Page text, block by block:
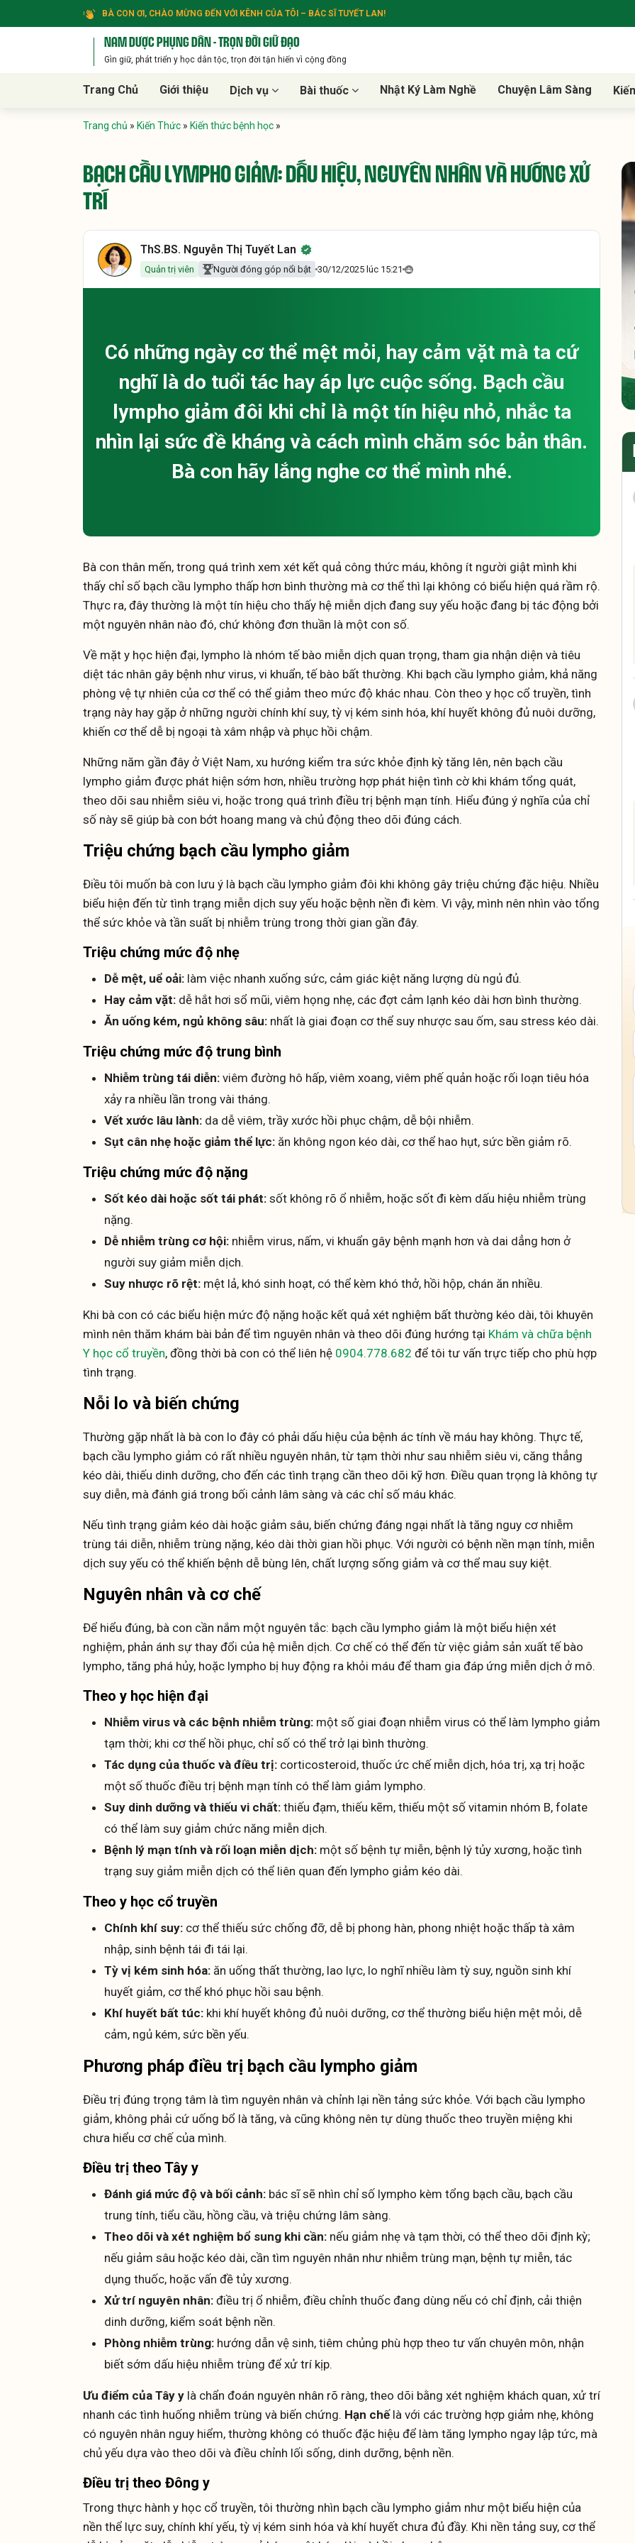
BÀ CON ƠI, CHÀO MỪNG ĐẾN VỚI KÊNH CỦA TÔI – BÁC SĨ TUYẾT LAN!
NAM DƯỢC PHỤNG DÂN - TRỌN ĐỜI GIỮ ĐẠO
Gìn giữ, phát triển y học dân tộc, trọn đời tận hiến vì cộng đồng
Trang Chủ Giới thiệu Dịch vụ Bài thuốc Nhật Ký Làm Nghề Chuyện Lâm Sàng
Trang chủ » Kiến Thức » Kiến thức bệnh học »
BẠCH CẦU LYMPHO GIẢM: DẤU HIỆU, NGUYÊN NHÂN VÀ HƯỚNG XỬ
TRÍ
ThS.BS. Nguyễn Thị Tuyết Lan
Quản trị viên Người đóng góp nổi bật 30/12/2025 lúc 15:21
Có những ngày cơ thể mệt mỏi, hay cảm vặt mà ta cứ
nghĩ là do tuổi tác hay áp lực cuộc sống. Bạch cầu
lympho giảm đôi khi chỉ là một tín hiệu nhỏ, nhắc ta
nhìn lại sức đề kháng và cách mình chăm sóc bản thân.
Bà con hãy lắng nghe cơ thể mình nhé.
Bà con thân mến, trong quá trình xem xét kết quả công thức máu, không ít người giật mình khi
thấy chỉ số bạch cầu lympho thấp hơn bình thường mà cơ thể thì lại không có biểu hiện quá rầm rộ.
Thực ra, đây thường là một tín hiệu cho thấy hệ miễn dịch đang suy yếu hoặc đang bị tác động bởi
một nguyên nhân nào đó, chứ không đơn thuần là một con số.
Về mặt y học hiện đại, lympho là nhóm tế bào miễn dịch quan trọng, tham gia nhận diện và tiêu
diệt tác nhân gây bệnh như virus, vi khuẩn, tế bào bất thường. Khi bạch cầu lympho giảm, khả năng
phòng vệ tự nhiên của cơ thể có thể giảm theo mức độ khác nhau. Còn theo y học cổ truyền, tình
trạng này hay gặp ở những người chính khí suy, tỳ vị kém sinh hóa, khí huyết không đủ nuôi dưỡng,
khiến cơ thể dễ bị ngoại tà xâm nhập và phục hồi chậm.
Những năm gần đây ở Việt Nam, xu hướng kiểm tra sức khỏe định kỳ tăng lên, nên bạch cầu
lympho giảm được phát hiện sớm hơn, nhiều trường hợp phát hiện tình cờ khi khám tổng quát,
theo dõi sau nhiễm siêu vi, hoặc trong quá trình điều trị bệnh mạn tính. Hiểu đúng ý nghĩa của chỉ
số này sẽ giúp bà con bớt hoang mang và chủ động theo dõi đúng cách.
Triệu chứng bạch cầu lympho giảm
Điều tôi muốn bà con lưu ý là bạch cầu lympho giảm đôi khi không gây triệu chứng đặc hiệu. Nhiều
biểu hiện đến từ tình trạng miễn dịch suy yếu hoặc bệnh nền đi kèm. Vì vậy, mình nên nhìn vào tổng
thể sức khỏe và tần suất bị nhiễm trùng trong thời gian gần đây.
Triệu chứng mức độ nhẹ
Dễ mệt, uể oải: làm việc nhanh xuống sức, cảm giác kiệt năng lượng dù ngủ đủ.
Hay cảm vặt: dễ hắt hơi sổ mũi, viêm họng nhẹ, các đợt cảm lạnh kéo dài hơn bình thường.
Ăn uống kém, ngủ không sâu: nhất là giai đoạn cơ thể suy nhược sau ốm, sau stress kéo dài.
Triệu chứng mức độ trung bình
Nhiễm trùng tái diễn: viêm đường hô hấp, viêm xoang, viêm phế quản hoặc rối loạn tiêu hóa
xảy ra nhiều lần trong vài tháng.
Vết xước lâu lành: da dễ viêm, trầy xước hồi phục chậm, dễ bội nhiễm.
Sụt cân nhẹ hoặc giảm thể lực: ăn không ngon kéo dài, cơ thể hao hụt, sức bền giảm rõ.
Triệu chứng mức độ nặng
Sốt kéo dài hoặc sốt tái phát: sốt không rõ ổ nhiễm, hoặc sốt đi kèm dấu hiệu nhiễm trùng
nặng.
Dễ nhiễm trùng cơ hội: nhiễm virus, nấm, vi khuẩn gây bệnh mạnh hơn và dai dẳng hơn ở
người suy giảm miễn dịch.
Suy nhược rõ rệt: mệt lả, khó sinh hoạt, có thể kèm khó thở, hồi hộp, chán ăn nhiều.
Khi bà con có các biểu hiện mức độ nặng hoặc kết quả xét nghiệm bất thường kéo dài, tôi khuyên
mình nên thăm khám bài bản để tìm nguyên nhân và theo dõi đúng hướng tại Khám và chữa bệnh
Y học cổ truyền, đồng thời bà con có thể liên hệ 0904.778.682 để tôi tư vấn trực tiếp cho phù hợp
tình trạng.
Nỗi lo và biến chứng
Thường gặp nhất là bà con lo đây có phải dấu hiệu của bệnh ác tính về máu hay không. Thực tế,
bạch cầu lympho giảm có rất nhiều nguyên nhân, từ tạm thời như sau nhiễm siêu vi, căng thẳng
kéo dài, thiếu dinh dưỡng, cho đến các tình trạng cần theo dõi kỹ hơn. Điều quan trọng là không tự
suy diễn, mà đánh giá trong bối cảnh lâm sàng và các chỉ số máu khác.
Nếu tình trạng giảm kéo dài hoặc giảm sâu, biến chứng đáng ngại nhất là tăng nguy cơ nhiễm
trùng tái diễn, nhiễm trùng nặng, kéo dài thời gian hồi phục. Với người có bệnh nền mạn tính, miễn
dịch suy yếu có thể khiến bệnh dễ bùng lên, chất lượng sống giảm và cơ thể mau suy kiệt.
Nguyên nhân và cơ chế
Để hiểu đúng, bà con cần nắm một nguyên tắc: bạch cầu lympho giảm là một biểu hiện xét
nghiệm, phản ánh sự thay đổi của hệ miễn dịch. Cơ chế có thể đến từ việc giảm sản xuất tế bào
lympho, tăng phá hủy, hoặc lympho bị huy động ra khỏi máu để tham gia đáp ứng miễn dịch ở mô.
Theo y học hiện đại
Nhiễm virus và các bệnh nhiễm trùng: một số giai đoạn nhiễm virus có thể làm lympho giảm
tạm thời; khi cơ thể hồi phục, chỉ số có thể trở lại bình thường.
Tác dụng của thuốc và điều trị: corticosteroid, thuốc ức chế miễn dịch, hóa trị, xạ trị hoặc
một số thuốc điều trị bệnh mạn tính có thể làm giảm lympho.
Suy dinh dưỡng và thiếu vi chất: thiếu đạm, thiếu kẽm, thiếu một số vitamin nhóm B, folate
có thể làm suy giảm chức năng miễn dịch.
Bệnh lý mạn tính và rối loạn miễn dịch: một số bệnh tự miễn, bệnh lý tủy xương, hoặc tình
trạng suy giảm miễn dịch có thể liên quan đến lympho giảm kéo dài.
Theo y học cổ truyền
Chính khí suy: cơ thể thiếu sức chống đỡ, dễ bị phong hàn, phong nhiệt hoặc thấp tà xâm
nhập, sinh bệnh tái đi tái lại.
Tỳ vị kém sinh hóa: ăn uống thất thường, lao lực, lo nghĩ nhiều làm tỳ suy, nguồn sinh khí
huyết giảm, cơ thể khó phục hồi sau bệnh.
Khí huyết bất túc: khi khí huyết không đủ nuôi dưỡng, cơ thể thường biểu hiện mệt mỏi, dễ
cảm, ngủ kém, sức bền yếu.
Phương pháp điều trị bạch cầu lympho giảm
Điều trị đúng trọng tâm là tìm nguyên nhân và chỉnh lại nền tảng sức khỏe. Với bạch cầu lympho
giảm, không phải cứ uống bổ là tăng, và cũng không nên tự dùng thuốc theo truyền miệng khi
chưa hiểu cơ chế của mình.
Điều trị theo Tây y
Đánh giá mức độ và bối cảnh: bác sĩ sẽ nhìn chỉ số lympho kèm tổng bạch cầu, bạch cầu
trung tính, tiểu cầu, hồng cầu, và triệu chứng lâm sàng.
Theo dõi và xét nghiệm bổ sung khi cần: nếu giảm nhẹ và tạm thời, có thể theo dõi định kỳ;
nếu giảm sâu hoặc kéo dài, cần tìm nguyên nhân như nhiễm trùng mạn, bệnh tự miễn, tác
dụng thuốc, hoặc vấn đề tủy xương.
Xử trí nguyên nhân: điều trị ổ nhiễm, điều chỉnh thuốc đang dùng nếu có chỉ định, cải thiện
dinh dưỡng, kiểm soát bệnh nền.
Phòng nhiễm trùng: hướng dẫn vệ sinh, tiêm chủng phù hợp theo tư vấn chuyên môn, nhận
biết sớm dấu hiệu nhiễm trùng để xử trí kịp.
Ưu điểm của Tây y là chẩn đoán nguyên nhân rõ ràng, theo dõi bằng xét nghiệm khách quan, xử trí
nhanh các tình huống nhiễm trùng và biến chứng. Hạn chếlà với các trường hợp giảm nhẹ, không
có nguyên nhân nguy hiểm, thường không có thuốc đặc hiệu để làm tăng lympho ngay lập tức, mà
chủ yếu dựa vào theo dõi và điều chỉnh lối sống, dinh dưỡng, bệnh nền.
Điều trị theo Đông y
Trong thực hành y học cổ truyền, tôi thường nhìn bạch cầu lympho giảm như một biểu hiện của
nền thể lực suy, chính khí yếu, tỳ vị kém sinh hóa và khí huyết chưa đủ đầy. Khi nền tảng suy, cơ thể